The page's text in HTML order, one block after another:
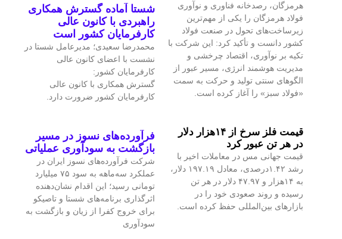
هرمزگان، رصدخانه فناوری و نوآوری
فولاد هرمزگان را یکی از مهم‌ترین
زیرساخت‌های تحول در صنعت فولاد
کشور دانست و تأکید کرد: این شرکت با
تکیه بر نوآوری، اقتصاد چرخشی و
مدیریت هوشمند انرژی، مسیر عبور از
الگوهای سنتی تولید و حرکت به سمت
«فولاد سبز» را آغاز کرده است.
قیمت فلز سرخ از ۱۴هزار دلار
در هر تن عبور کرد
قیمت جهانی مس در معاملات اخیر با
رشد ۱.۴۲درصدی، معادل ۱۹۷.۱۹ دلار،
به ۱۴هزار و ۴۷.۹۷ دلار در هر تن
رسیده و روند صعودی خود را در
بازارهای بین‌المللی حفظ کرده است.
شستا آماده گسترش همکاری
راهبردی با کانون عالی
کارفرمایان کشور است
محمدرضا سعیدی؛ مدیرعامل شستا در
نشست با اعضای کانون عالی
کارفرمایان کشور:
گسترش همکاری با کانون عالی
کارفرمایان کشور ضرورت دارد.
فرآورده‌های نسوز در مسیر
بازگشت به سودآوری عملیاتی
شرکت فرآورده‌های نسوز ایران در
عملکرد سه‌ماهه به سود ۷۵ میلیارد
تومانی رسید؛ این اقدام نشان‌دهنده
اثرگذاری برنامه‌های شستا و تاصیکو
برای خروج کفرا از زیان و بازگشت به
سودآوری